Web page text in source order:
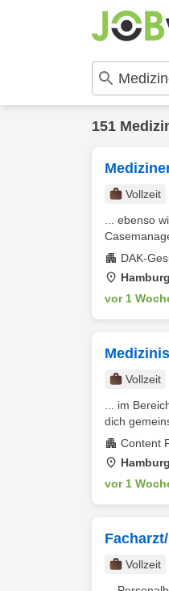
151
Vollzeit
... ebenso
DAK-
Hamburg
vor 1
Vollzeit
... im
dich
Content
Hamburg
vor 1
Vollzeit